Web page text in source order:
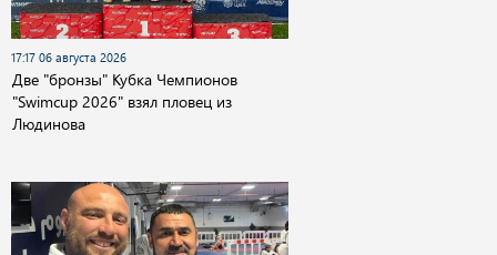
17:17 06 августа 2026
Две "бронзы" Кубка Чемпионов
"Swimcup 2026" взял пловец из
Людинова